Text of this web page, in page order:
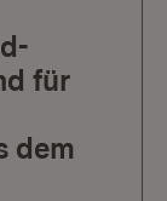
für
dem